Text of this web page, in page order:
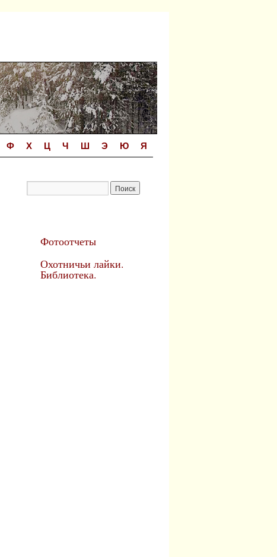
Ф Х Ц Ч Ш Э Ю Я
Фотоотчеты
Охотничьи лайки.
Библиотека.